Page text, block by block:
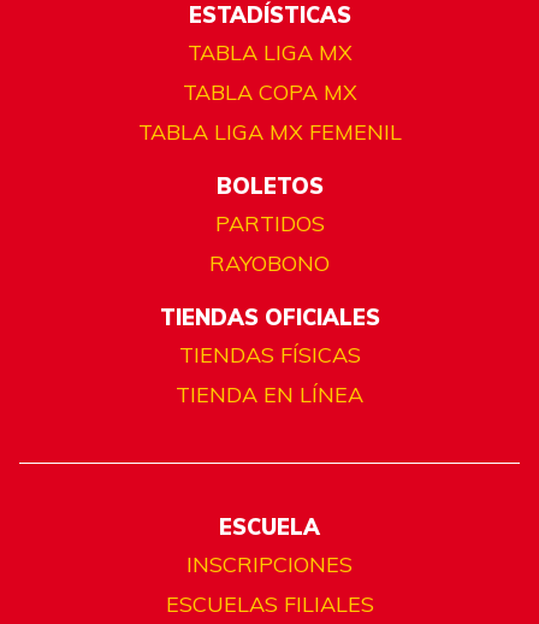
ESTADÍSTICAS
TABLA LIGA MX
TABLA COPA MX
TABLA LIGA MX FEMENIL
BOLETOS
PARTIDOS
RAYOBONO
TIENDAS OFICIALES
TIENDAS FÍSICAS
TIENDA EN LÍNEA
ESCUELA
INSCRIPCIONES
ESCUELAS FILIALES